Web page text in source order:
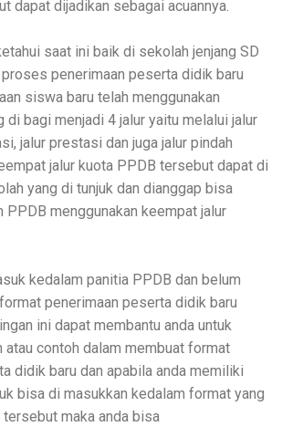
dapat dijadikan sebagai acuannya.
saat ini baik di sekolah jenjang SD
penerimaan peserta didik baru
siswa baru telah menggunakan
di bagi menjadi 4 jalur yaitu melalui jalur
jalur prestasi dan juga jalur pindah
jalur kuota PPDB tersebut dapat di
yang di tunjuk dan dianggap bisa
menggunakan keempat jalur
kedalam panitia PPDB dan belum
penerimaan peserta didik baru
ini dapat membantu anda untuk
atau contoh dalam membuat format
didik baru dan apabila anda memiliki
bisa di masukkan kedalam format yang
maka anda bisa